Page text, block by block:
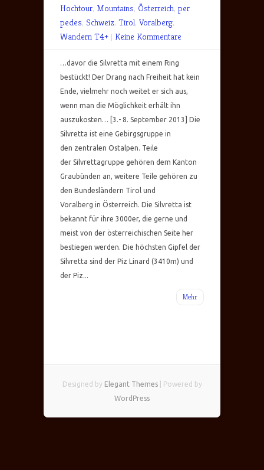
Hochtour, Mountains, Österreich, per
pedes, Schweiz, Tirol, Voralberg,
Wandern T4+ | Keine Kommentare
…davor die Silvretta mit einem Ring
bestückt! Der Drang nach Freiheit hat kein
Ende, vielmehr noch weitet er sich aus,
wenn man die Möglichkeit erhält ihn
auszukosten… [3.- 8. September 2013] Die
Silvretta ist eine Gebirgsgruppe in
den zentralen Ostalpen. Teile
der Silvrettagruppe gehören dem Kanton
Graubünden an, weitere Teile gehören zu
den Bundesländern Tirol und
Voralberg in Österreich. Die Silvretta ist
bekannt für ihre 3000er, die gerne und
meist von der österreichischen Seite her
bestiegen werden. Die höchsten Gipfel der
Silvretta sind der Piz Linard (3410m) und
der Piz...
Mehr
Designed by Elegant Themes| Powered by
WordPress